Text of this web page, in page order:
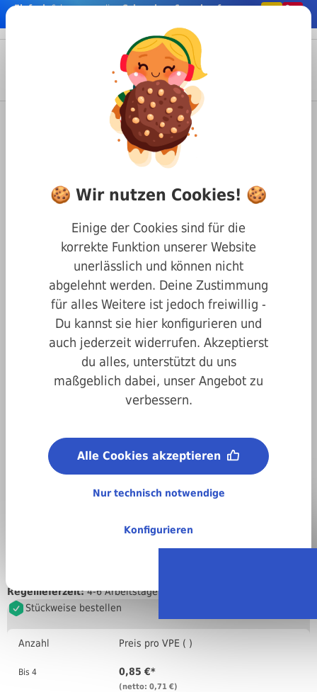
springen
Einfach& bequem onlineSchrauben & co. kaufen
Anmelden
Befestigungstechnik Schrauben
DIN 7504 Bohrschrauben mit Innensechsrund
DIN 7504 Innensechsrund Form
M A2 3,5 x 9,5
Durchmesser:
3,5 mm
Regellieferzeit:4-6 Arbeitstage
Stückweise bestellen
Anzahl Preis pro VPE ( )
Bis 4 0,85 €*
(netto: 0,71 €)
🍪 Wir nutzen Cookies! 🍪
Einige der Cookies sind für die
korrekte Funktion unserer Website
unerlässlich und können nicht
abgelehnt werden. Deine Zustimmung
für alles Weitere ist jedoch freiwillig -
Du kannst sie hier konfigurieren und
auch jederzeit widerrufen. Akzeptierst
du alles, unterstützt du uns
maßgeblich dabei, unser Angebot zu
verbessern.
Alle Cookies akzeptieren
Nur technisch notwendige
Konfigurieren